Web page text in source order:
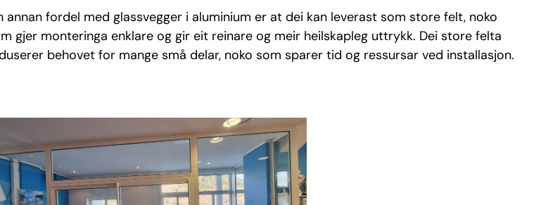
annan fordel med glassvegger i aluminium er at dei kan leverast som store felt, noko
gjer monteringa enklare og gir eit reinare og meir heilskapleg uttrykk. Dei store felta
behovet for mange små delar, noko som sparer tid og ressursar ved installasjon.